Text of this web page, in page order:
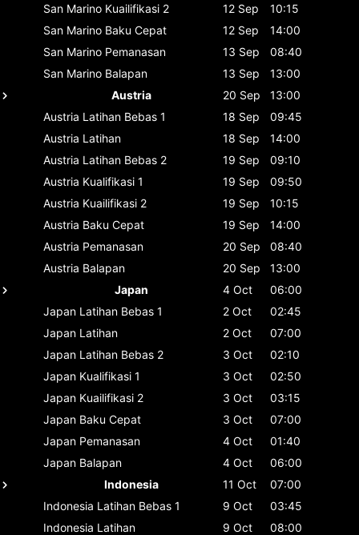
San Marino Kuailifikasi 2 12 Sep
10:15
San Marino Baku Cepat 12 Sep
14:00
San Marino Pemanasan 13 Sep
08:40
San Marino Balapan 13 Sep
13:00
Austria
20 Sep
13:00
Austria Latihan Bebas 1 18 Sep
09:45
Austria Latihan 18 Sep
14:00
Austria Latihan Bebas 2 19 Sep
09:10
Austria Kualifikasi 1 19 Sep
09:50
Austria Kuailifikasi 2 19 Sep
10:15
Austria Baku Cepat 19 Sep
14:00
Austria Pemanasan 20 Sep
08:40
Austria Balapan 20 Sep
13:00
Japan
4 Oct
06:00
Japan Latihan Bebas 1 2 Oct
02:45
Japan Latihan 2 Oct
07:00
Japan Latihan Bebas 2 3 Oct
02:10
Japan Kualifikasi 1 3 Oct
02:50
Japan Kuailifikasi 2 3 Oct
03:15
Japan Baku Cepat 3 Oct
07:00
Japan Pemanasan 4 Oct
01:40
Japan Balapan 4 Oct
06:00
Indonesia
11 Oct
07:00
Indonesia Latihan Bebas 1 9 Oct
03:45
Indonesia Latihan 9 Oct
08:00